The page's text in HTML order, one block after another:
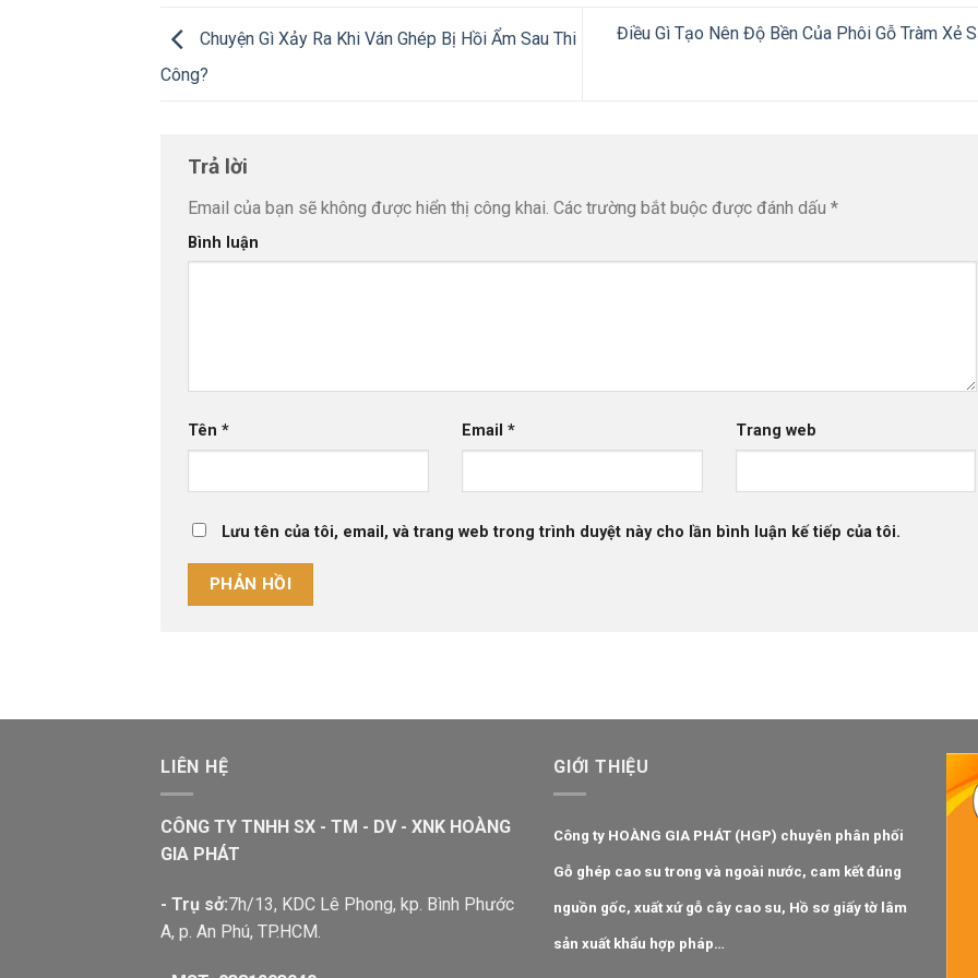
Chuyện Gì Xảy Ra Khi Ván Ghép Bị Hồi Ẩm Sau Thi
Công?
Điều Gì Tạo Nên Độ Bền Của Phôi Gỗ Tràm Xẻ
Trả lời
Email của bạn sẽ không được hiển thị công khai. Các trường bắt buộc được đánh dấu *
Bình luận
Tên * Email * Trang web
Lưu tên của tôi, email, và trang web trong trình duyệt này cho lần bình luận kế tiếp của tôi.
LIÊN HỆ
CÔNG TY TNHH SX - TM - DV - XNK HOÀNG
GIA PHÁT
- Trụ sở:7h/13, KDC Lê Phong, kp. Bình Phước
A, p. An Phú, TP.HCM.
GIỚI THIỆU
Công ty HOÀNG GIA PHÁT (HGP) chuyên phân phối
Gỗ ghép cao su trong và ngoài nước, cam kết đúng
nguồn gốc, xuất xứ gỗ cây cao su, Hồ sơ giấy tờ lâm
sản xuất khẩu hợp pháp…